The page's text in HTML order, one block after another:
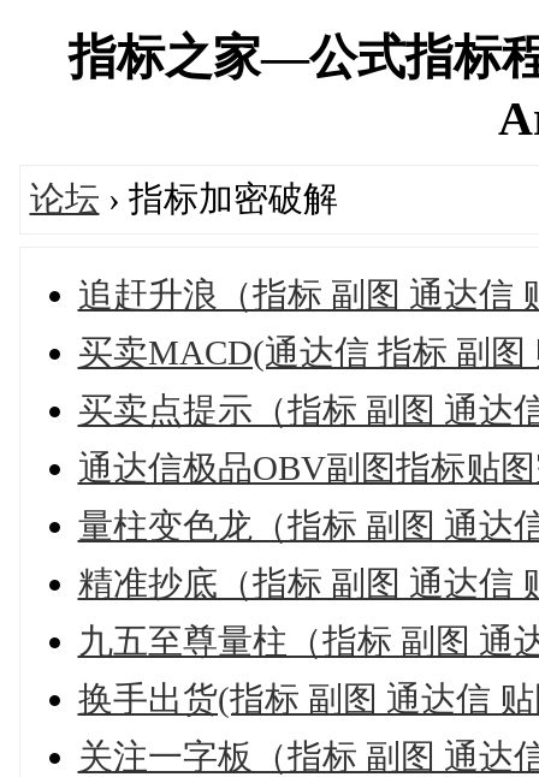
指标之家—公式指标
论坛 › 指标加密破解
追赶升浪（指标 副图 通达信
买卖MACD(通达信 指标 副图
买卖点提示（指标 副图 通达
通达信极品OBV副图指标贴
量柱变色龙（指标 副图 通达
精准抄底（指标 副图 通达信
九五至尊量柱（指标 副图 通
换手出货(指标 副图 通达信
关注一字板（指标 副图 通达